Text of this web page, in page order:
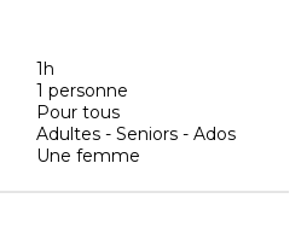
1h
1 personne
Pour tous
Adultes - Seniors - Ados
Une femme